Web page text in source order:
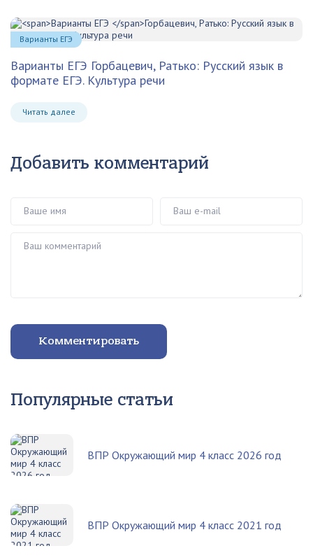
Варианты ЕГЭ Горбацевич, Ратько: Русский язык в
формате ЕГЭ. Культура речи
Читать далее
Варианты ЕГЭ
Добавить комментарий
Комментировать
Популярные статьи
ВПР Окружающий мир 4 класс 2026 год
ВПР Окружающий мир 4 класс 2021 год